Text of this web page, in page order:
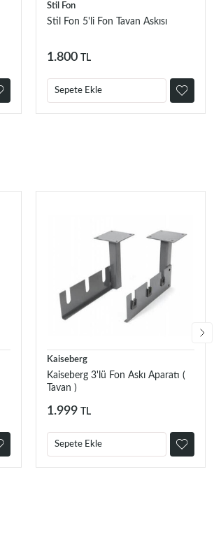
Stil Fon
Stil Fon 5'li Fon Tavan Askısı
1.800 TL
Sepete Ekle
Kaiseberg
Kaiseberg 3'lü Fon Askı Aparatı (
Tavan )
1.999 TL
Sepete Ekle